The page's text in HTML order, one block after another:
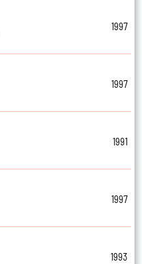
1997
1997
1991
1997
1993